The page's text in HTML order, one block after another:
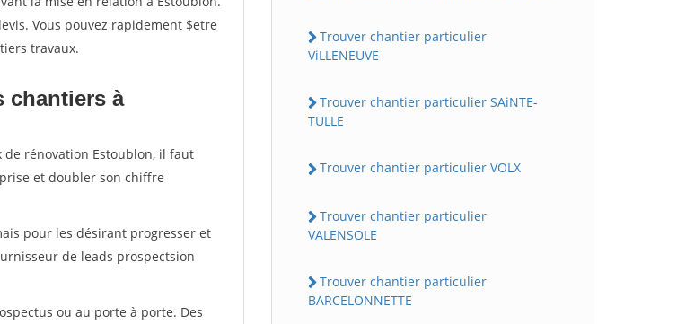
Vous pouvez rapidement $etre
travaux.
chantiers à
rénovation Estoublon, il faut
et doubler son chiffre
pour les désirant progresser et
de leads prospectsion
ou au porte à porte. Des
Trouver chantier particulier
ViLLENEUVE
Trouver chantier particulier SAiNTE-
TULLE
Trouver chantier particulier VOLX
Trouver chantier particulier
VALENSOLE
Trouver chantier particulier
BARCELONNETTE